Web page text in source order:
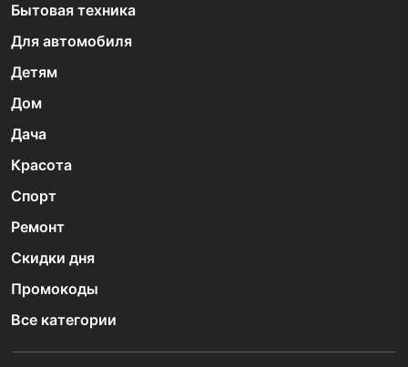
Бытовая техника
Для автомобиля
Детям
Дом
Дача
Красота
Спорт
Ремонт
Скидки дня
Промокоды
Все категории